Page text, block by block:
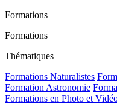
Formations
Formations
Thématiques
Formations Naturalistes
Formation Astronomie
Formations en Photo et